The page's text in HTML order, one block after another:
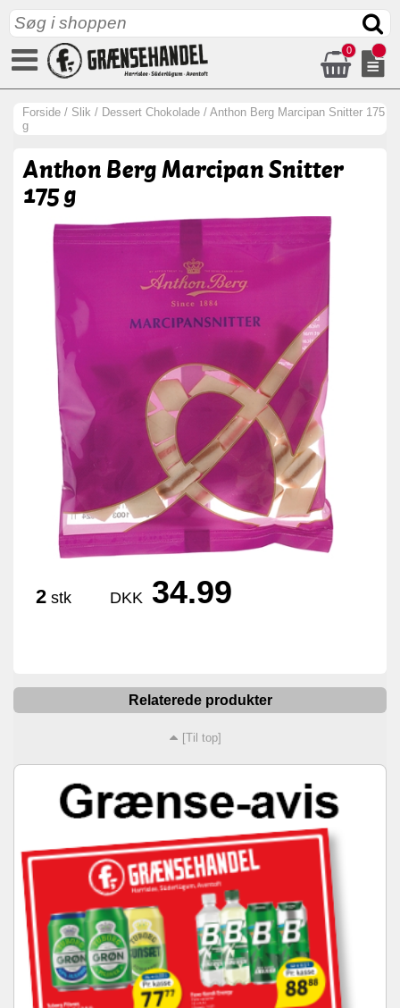
0
Forside / Slik / Dessert Chokolade / Anthon Berg Marcipan Snitter 175
g
Anthon Berg Marcipan Snitter
175 g
2 stk DKK 34.99
Relaterede produkter
[Til top]